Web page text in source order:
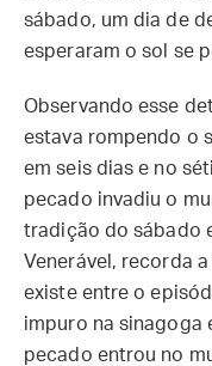
sábado, um dia de
esperaram o sol se
Observando esse
estava rompendo o
em seis dias e no
pecado invadiu o
tradição do sábado
Venerável, recorda
existe entre o
impuro na sinagoga
pecado entrou no